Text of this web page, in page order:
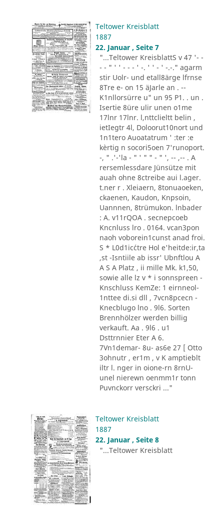
Teltower Kreisblatt
1887
22. Januar , Seite 7
"...Teltower KreisblattS v 47 '- -
- - " ' ' - - - ' -. ' ' - ' -.-." agarm
stir Uolr- und etall8ärge lfrnse
8Tre e- on 15 äJarle an . --
K1nllorsürre u" un 95 P1. . un .
Isertie 8üre ulir unen o1me
17lnr 17lnr. l,nttclieltt belin ,
ietIegtr 4l, Doloorut10nort und
1n1tero Auoatatrum ' :ter :e
kèrtig n socori5oen 7'runoport.
-, " .'-'la - " ' " " - " ', -- ,-- . A
rersemlessdare Jünsütze mit
auah ohne 8ctreibe aui l.ager.
t.ner r . Xleiaern, 8tonuaoeken,
ckaenen, Kaudon, Knpsoin,
Uannnen, 8trümukon. lnbader
: A. v11rQOA . secnepcoeb
Kncnluss lro . 0164. vcan3pon
naoh voborein1cunst anad froi.
S * L0d1ic´ctre Hol e'heitde:ir,ta
,st -Isntiile ab issr' Ubnftlou A
A S A Platz , ii mille Mk. k1,50,
sowie alle lz v * i sonnspreen -
Knschluss KemZe: 1 eirnneol-
1nttee di.si dll , 7vcn8pcecn -
Knecblugo lno . 9l6. Sorten
Brennhölzer werden billig
verkauft. Aa . 9l6 . u1
Dsttrnnier Eter A 6.
7Vn1demar- 8u- as6e 27 [ Otto
3ohnutr , er1m , v K amptieblt
iltr l. nger in oione-rn 8rnU-
unel nierewn oenmm1r tonn
Puvnckorr versckri ..."
Teltower Kreisblatt
1887
22. Januar , Seite 8
"...Teltower Kreisblatt